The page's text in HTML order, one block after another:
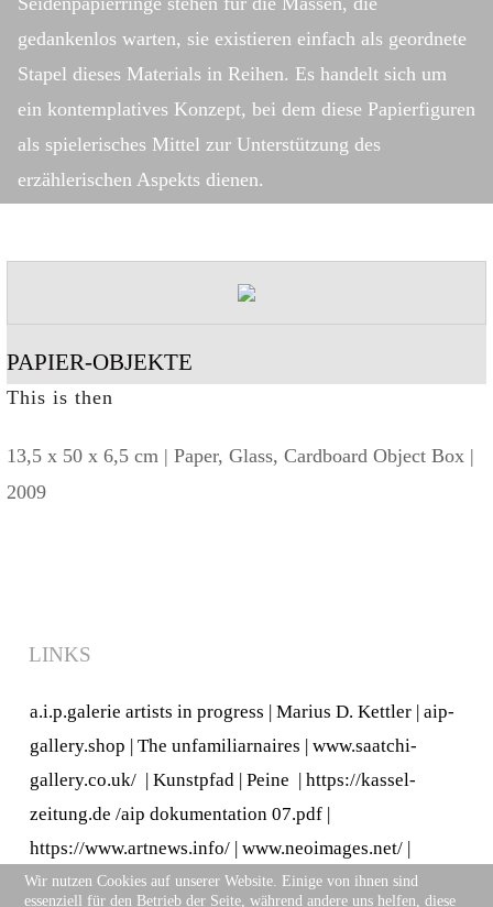
gedankenlos warten, sie existieren einfach als geordnete
Stapel dieses Materials in Reihen. Es handelt sich um
ein kontemplatives Konzept, bei dem diese Papierfiguren
als spielerisches Mittel zur Unterstützung des
erzählerischen Aspekts dienen.
PAPIER-OBJEKTE
This is then
13,5 x 50 x 6,5 cm | Paper, Glass, Cardboard Object Box |
2009
LINKS
a.i.p.galerie artists in progress Marius D. Kettler aip-
gallery.shop
The unfamiliarnaires
www.saatchi-
gallery.co.uk/
Kunstpfad | Peine
https://kassel-
zeitung.de /aip dokumentation 07.pdf
https://www.artnews.info/ www.neoimages.net/
https://artistsspace.org/| www.musiker-und-
Wir nutzen Cookies auf unserer Website. Einige von ihnen sind
essenziell für den Betrieb der Seite, während andere uns helfen, diese